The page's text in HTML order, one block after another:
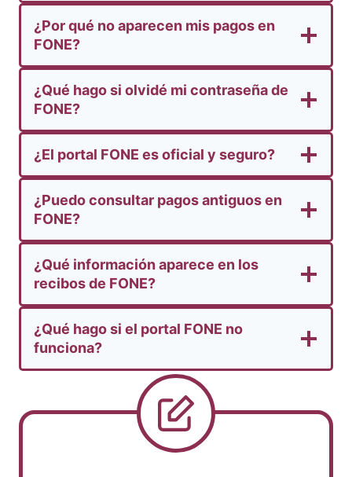
¿Por qué no aparecen mis pagos en
FONE?
¿Qué hago si olvidé mi contraseña de
FONE?
¿El portal FONE es oficial y seguro?
¿Puedo consultar pagos antiguos en
FONE?
¿Qué información aparece en los
recibos de FONE?
¿Qué hago si el portal FONE no
funciona?